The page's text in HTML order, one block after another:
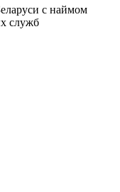
с наймом
служб